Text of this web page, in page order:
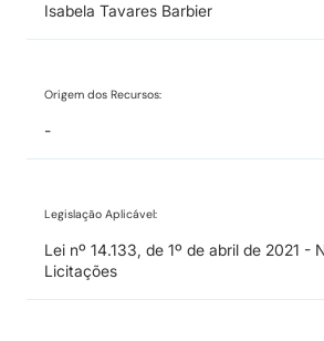
Isabela Tavares Barbier
Origem dos Recursos:
-
Legislação Aplicável:
Lei nº 14.133, de 1º de abril de 2021 -
Licitações